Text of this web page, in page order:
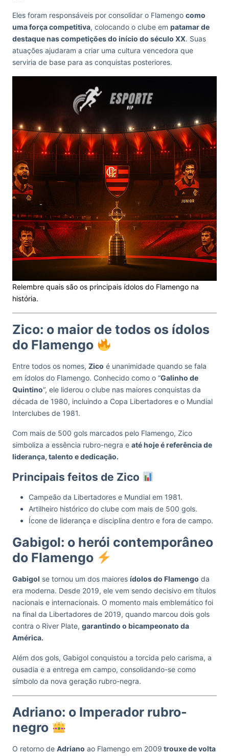
Eles foram responsáveis por consolidar o Flamengo como
uma força competitiva, colocando o clube em patamar de
destaque nas competições do início do século XX. Suas
atuações ajudaram a criar uma cultura vencedora que
serviria de base para as conquistas posteriores.
Relembre quais são os principais ídolos do Flamengo na
história.
Zico: o maior de todos os ídolos
do Flamengo
Entre todos os nomes, Zico é unanimidade quando se fala
em ídolos do Flamengo. Conhecido como o “Galinho de
Quintino“, ele liderou o clube nas maiores conquistas da
década de 1980, incluindo a Copa Libertadores e o Mundial
Interclubes de 1981.
Com mais de 500 gols marcados pelo Flamengo, Zico
simboliza a essência rubro-negra e até hoje é referência de
liderança, talento e dedicação.
Principais feitos de Zico
Campeão da Libertadores e Mundial em 1981.
Artilheiro histórico do clube com mais de 500 gols.
Ícone de liderança e disciplina dentro e fora de campo.
Gabigol: o herói contemporâneo
do Flamengo
Gabigol se tornou um dos maiores ídolos do Flamengo da
era moderna. Desde 2019, ele vem sendo decisivo em títulos
nacionais e internacionais. O momento mais emblemático foi
na final da Libertadores de 2019, quando marcou dois gols
contra o River Plate, garantindo o bicampeonato da
América.
Além dos gols, Gabigol conquistou a torcida pelo carisma, a
ousadia e a entrega em campo, consolidando-se como
símbolo da nova geração rubro-negra.
Adriano: o Imperador rubro-
negro
O retorno de Adriano ao Flamengo em 2009 trouxe de volta